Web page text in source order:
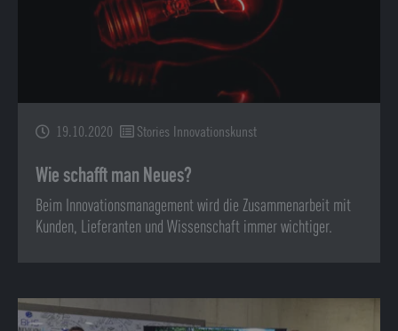
19.10.2020 Stories Innovationskunst
Wie schafft man Neues?
Beim Innovationsmanagement wird die Zusammenarbeit mit
Kunden, Lieferanten und Wissenschaft immer wichtiger.